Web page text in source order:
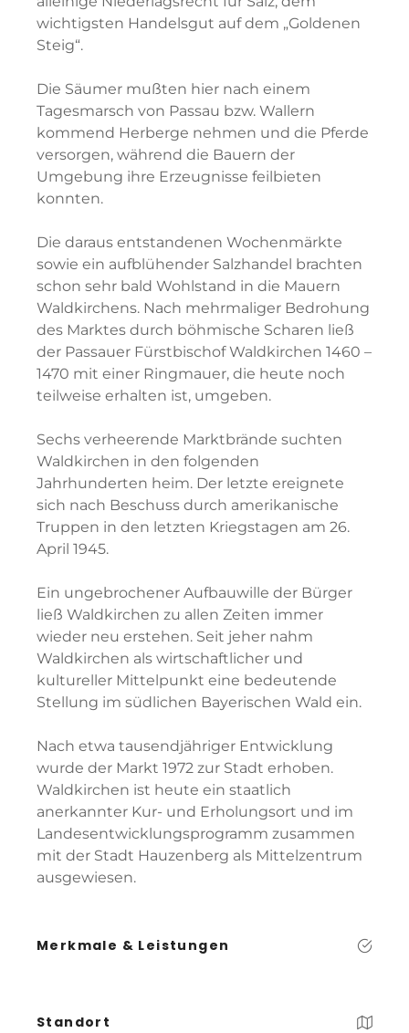
wichtigsten Handelsgut auf dem „Goldenen
Steig“.
Die Säumer mußten hier nach einem
Tagesmarsch von Passau bzw. Wallern
kommend Herberge nehmen und die Pferde
versorgen, während die Bauern der
Umgebung ihre Erzeugnisse feilbieten
konnten.
Die daraus entstandenen Wochenmärkte
sowie ein aufblühender Salzhandel brachten
schon sehr bald Wohlstand in die Mauern
Waldkirchens. Nach mehrmaliger Bedrohung
des Marktes durch böhmische Scharen ließ
der Passauer Fürstbischof Waldkirchen 1460 –
1470 mit einer Ringmauer, die heute noch
teilweise erhalten ist, umgeben.
Sechs verheerende Marktbrände suchten
Waldkirchen in den folgenden
Jahrhunderten heim. Der letzte ereignete
sich nach Beschuss durch amerikanische
Truppen in den letzten Kriegstagen am 26.
April 1945.
Ein ungebrochener Aufbauwille der Bürger
ließ Waldkirchen zu allen Zeiten immer
wieder neu erstehen. Seit jeher nahm
Waldkirchen als wirtschaftlicher und
kultureller Mittelpunkt eine bedeutende
Stellung im südlichen Bayerischen Wald ein.
Nach etwa tausendjähriger Entwicklung
wurde der Markt 1972 zur Stadt erhoben.
Waldkirchen ist heute ein staatlich
anerkannter Kur- und Erholungsort und im
Landesentwicklungsprogramm zusammen
mit der Stadt Hauzenberg als Mittelzentrum
ausgewiesen.
Merkmale & Leistungen
Standort